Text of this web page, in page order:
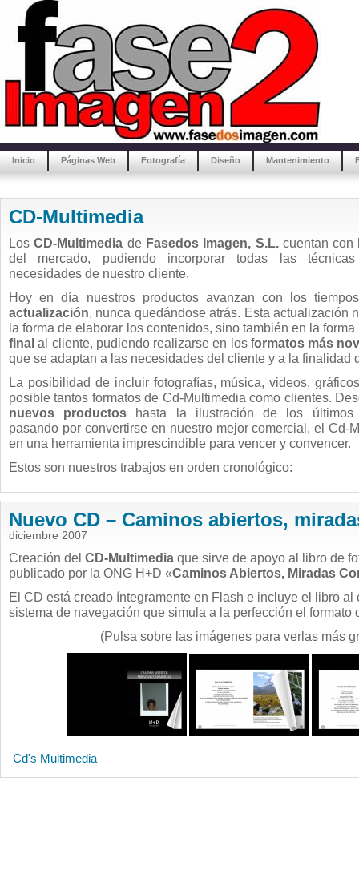
Inicio Páginas Web Fotografía Diseño Mantenimiento
CD-Multimedia
LosCD-Multimedia de Fasedos Imagen, S.L.cuentan con
del mercado, pudiendo incorporar todas las
necesidades de nuestro cliente.
Hoy en día nuestros productos avanzan con los
actualización, nunca quedándose atrás. Esta actualización
la forma de elaborar los contenidos, sino también en la
final al cliente, pudiendo realizarse en los formatos más
que se adaptan a las necesidades del cliente y a la finalidad
La posibilidad de incluir fotografías, música, videos,
posible tantos formatos de Cd-Multimedia como clientes.
nuevos productos hasta la ilustración de los últimos
pasando por convertirse en nuestro mejor comercial, el Cd-
en una herramienta imprescindible para vencer y convencer.
Estos son nuestros trabajos en orden cronológico:
Nuevo CD – Caminos abiertos,
diciembre 2007
Creación del CD-Multimedia que sirve de apoyo al libro de
publicado por la ONG H+D «Caminos Abiertos, Miradas
El CD está creado íntegramente en Flash e incluye el libro al
sistema de navegación que simula a la perfección el formato
(Pulsa sobre las imágenes para verlas más
Cd's Multimedia